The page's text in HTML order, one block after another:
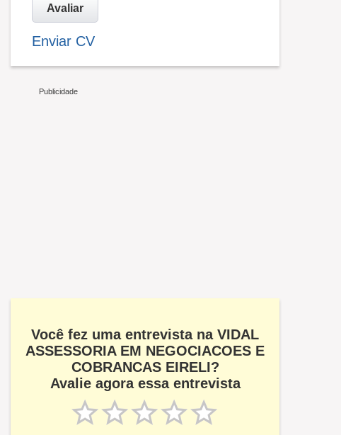
Avaliar
Enviar CV
Você fez uma entrevista na VIDAL
ASSESSORIA EM NEGOCIACOES E
COBRANCAS EIRELI?
Avalie agora essa entrevista